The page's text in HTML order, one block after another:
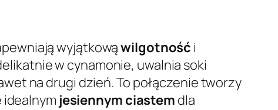
wyjątkowąwilgotność i
w cynamonie, uwalnia soki
na drugi dzień. To połączenie tworzy
idealnym jesiennym ciastem dla